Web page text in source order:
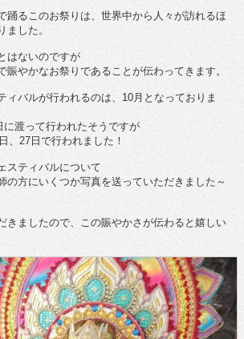
踊るこのお祭りは、世界中から人々が訪れるほ
ました。
はないのですが
賑やかなお祭りであることが伝わってきます。
ィバルが行われるのは、10月となっておりま
に渡って行われたそうですが
、27日で行われました！
スティバルについて
の方にいくつか写真を送っていただきました～
きましたので、この賑やかさが伝わると嬉しい